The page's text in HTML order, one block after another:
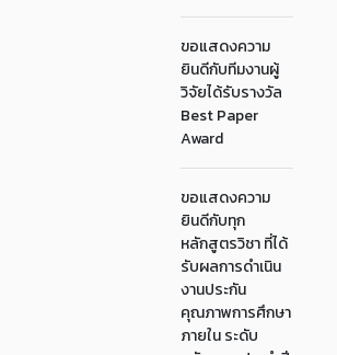
ขอแสดงความ
ยินดีกับทีมงานผู้
วิจัยได้รับรางวัล
Best Paper
Award
ขอแสดงความ
ยินดีกับทุก
หลักสูตรวิชา ที่ได้
รับผลการดำเนิน
งานประกัน
คุณภาพการศึกษา
ภายใน ระดับ